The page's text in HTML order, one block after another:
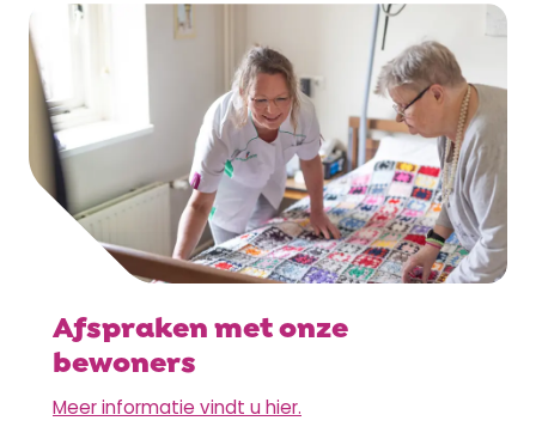
Afspraken met onze
bewoners
Meer informatie vindt u hier.